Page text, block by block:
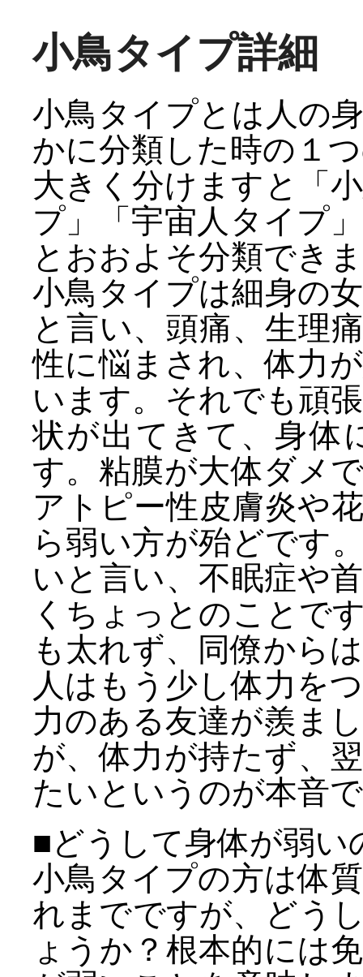
小鳥タイプ詳細
小鳥タイプとは人の
かに分類した時の１
大きく分けますと「
プ」「宇宙人タイプ
とおおよそ分類でき
小鳥タイプは細身の
と言い、頭痛、生理
性に悩まされ、体力
います。それでも頑
状が出てきて、身体
す。粘膜が大体ダメ
アトピー性皮膚炎や
ら弱い方が殆どです
いと言い、不眠症や
くちょっとのことで
も太れず、同僚から
人はもう少し体力を
力のある友達が羨ま
が、体力が持たず、
たいというのが本音
■どうして身体が弱い
小鳥タイプの方は体
れまでですが、どう
ょうか？根本的には